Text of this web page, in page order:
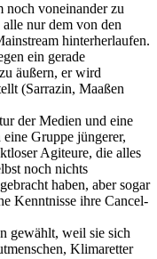
noch voneinander zu
nur dem von den
hinterherlaufen.
ein gerade
äußern, er wird
(Sarrazin, Maaßen
der Medien und eine
Gruppe jüngerer,
Agiteure, die alles
noch nichts
haben, aber sogar
Kenntnisse ihre Cancel-
gewählt, weil sie sich
Klimaretter